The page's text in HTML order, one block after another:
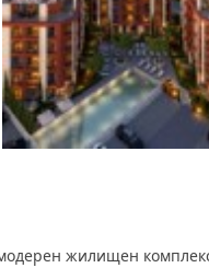
жилищен